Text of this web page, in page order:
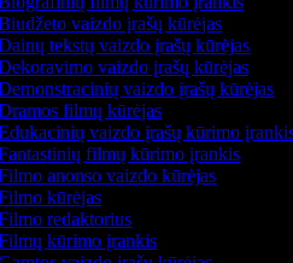
vaizdo įrašų kūrėjas
tekstų vaizdo įrašų kūrėjas
vaizdo įrašų kūrėjas
vaizdo įrašų kūrėjas
filmų kūrėjas
vaizdo įrašų kūrimo įrankis
filmų kūrimo įrankis
anonso vaizdo kūrėjas
kūrėjas
redaktorius
kūrimo įrankis